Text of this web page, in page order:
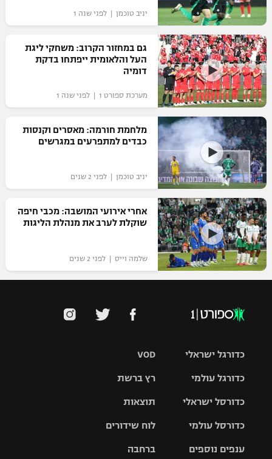
יניב טוכמן | לפני שנה 1
גם במחזור הקרוב: משחקי ליגת
העל והלאומית ייפתחו בדקת
דומיה
מערכת ספורט 1 | לפני שנה 1
מלחמת חורמה: מאסרים וקנסות
כבדים למתפרעים במגרשים
יניב טוכמן | לפני 2 שנים
אחרי אירועי המושבה: מכבי חיפה
שוקלת לערב את מנהלת הליגות
שלמה וייס | לפני 2 שנים
VOD
רץ ברשת
תוצאות
לוח שידורים
ברחבה
כדורגל ישראלי
גביע הטוטו
כדורגל עולמי
האלופות
ליגה
כדורסל ישראלי
סל
כדורסל עולמי
ענפים נוספים